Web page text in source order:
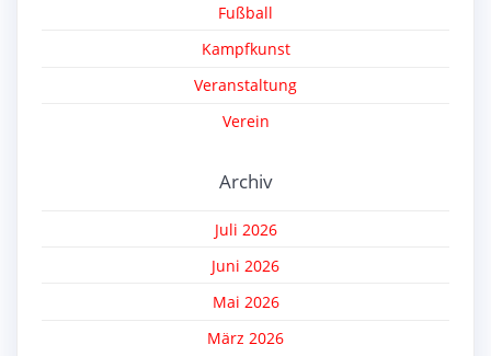
Fußball
Kampfkunst
Veranstaltung
Verein
Archiv
Juli 2026
Juni 2026
Mai 2026
März 2026